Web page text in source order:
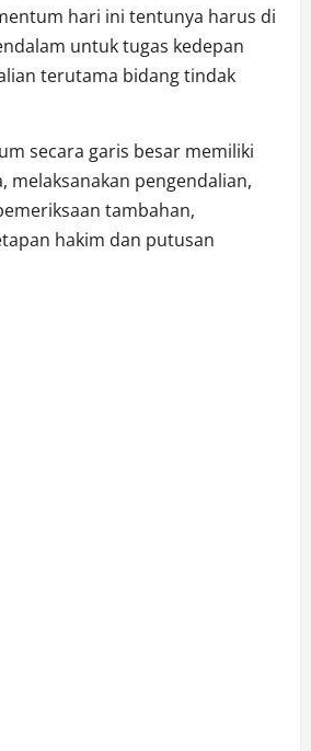
hari ini tentunya harus di
untuk tugas kedepan
terutama bidang tindak
secara garis besar memiliki
melaksanakan pengendalian,
tambahan,
hakim dan putusan